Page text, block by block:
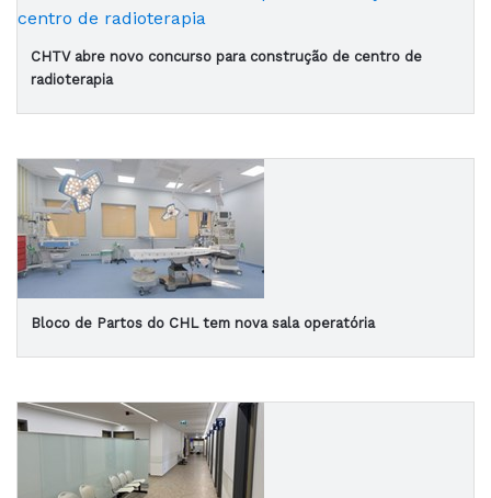
CHTV abre novo concurso para construção de centro de
radioterapia
Bloco de Partos do CHL tem nova sala operatória